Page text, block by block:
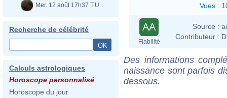
Mer. 12 août 17h37 T.U.
Recherche de célébrité
Calculs astrologiques
Horoscope personnalisé
Horoscope du jour
Vues :
AA
Fiabilité
Source :
Contributeur :
Des informations
naissance sont parfois
dessous.